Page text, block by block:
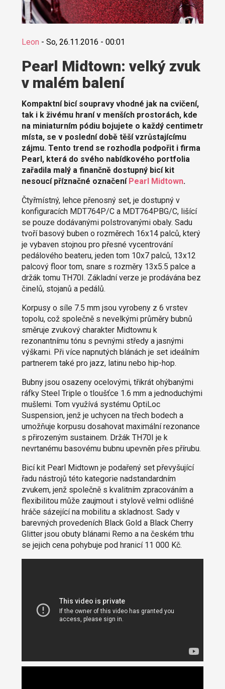
Leon - So, 26.11.2016 - 00:01
Pearl Midtown: velký zvuk
v malém balení
Kompaktní bicí soupravy vhodné jak na cvičení,
tak i k živému hraní v menších prostorách, kde
na miniaturním pódiu bojujete o každý centimetr
místa, se v poslední době těší vzrůstajícímu
zájmu. Tento trend se rozhodla podpořit i firma
Pearl, která do svého nabídkového portfolia
zařadila malý a finančně dostupný bicí kit
nesoucí příznačné označení Pearl Midtown.
Čtyřmístný, lehce přenosný set, je dostupný v
konfiguracích MDT764P/C a MDT764PBG/C, lišící
se pouze dodávanými polstrovanými obaly. Sadu
tvoří basový buben o rozměrech 16x14 palců, který
je vybaven stojnou pro přesné vycentrování
pedálového beateru, jeden tom 10x7 palců, 13x12
palcový floor tom, snare s rozměry 13x5.5 palce a
držák tomu TH70I. Základní verze je prodávána bez
činelů, stojanů a pedálů.
Korpusy o síle 7.5 mm jsou vyrobeny z 6 vrstev
topolu, což společně s nevelkými průměry bubnů
směruje zvukový charakter Midtownu k
rezonantnímu tónu s pevnými středy a jasnými
výškami. Při více napnutých blánách je set ideálním
partnerem také pro jazz, latinu nebo hip-hop.
Bubny jsou osazeny ocelovými, třikrát ohýbanými
ráfky Steel Triple o tloušťce 1.6 mm a jednoduchými
mušlemi. Tom využívá systému OptiLoc
Suspension, jenž je uchycen na třech bodech a
umožňuje korpusu dosahovat maximální rezonance
s přirozeným sustainem. Držák TH70I je k
nevrtanému basovému bubnu upevněn přes přírubu.
Bicí kit Pearl Midtown je podařený set převyšující
řadu nástrojů této kategorie nadstandardním
zvukem, jenž společně s kvalitním zpracováním a
flexibilitou může zaujmout i stylově velmi odlišné
hráče sázející na mobilitu a skladnost. Sady v
barevných provedeních Black Gold a Black Cherry
Glitter jsou obuty blánami Remo a na českém trhu
se jejich cena pohybuje pod hranicí 11 000 Kč.